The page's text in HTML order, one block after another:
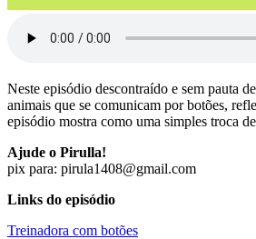
Neste episódio descontraído e sem pauta
animais que se comunicam por botões,
episódio mostra como uma simples troca
Ajude o Pirulla!
pix para: ​ pirula1408@gmail.com
Links do episódio
Treinadora com botões